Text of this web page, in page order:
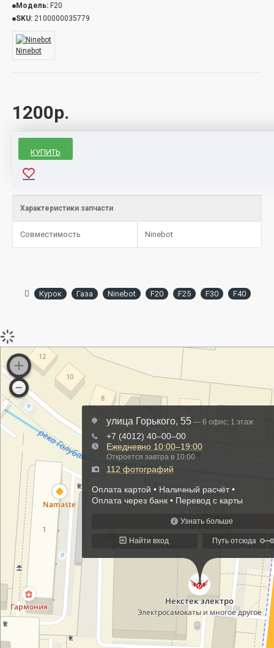
1200р.
Модель: F20
SKU: 2100000035779
Ninebot
КУПИТЬ
Характеристики запчасти
Совместимость Ninebot
Курок Газа Ninebot F20 F25 F30 F40